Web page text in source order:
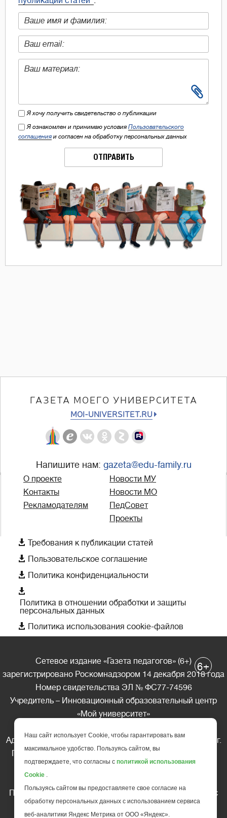
Я хочу получить свидетельство о публикации
Я ознакомлен и принимаю условия Пользовательского
соглашения и согласен на обработку персональных данных
ОТПРАВИТЬ
ГАЗЕТА МОЕГО УНИВЕРСИТЕТА
MOI-UNIVERSITET.RU
Напишите нам: gazeta@edu-family.ru
О проекте
Контакты
Рекламодателям
Новости МУ
Новости МО
ПедСовет
Проекты
 Требования к публикации статей
 Пользовательское соглашение
 Политика конфиденциальности

Политика в отношении обработки и защиты
персональных данных
 Политика использования cookie-файлов
Сетевое издание «Газета педагогов» (6+)
зарегистрировано Роскомнадзором 14 декабря 2018 года
Номер свидетельства ЭЛ № ФС77-74596
Учредитель – Инновационный образовательный центр
«Мой университет»
Адрес редакции: 185035 Россия, Республика Карелия, г.
Петрозаводск, ул. Фридриха Энгельса д.10, офис 211
Телефон редакции: +7 (499) 685-10-45
Перепечатка материалов газеты допускается только c
письменного разрешения редакции
6+
Наш сайт использует Cookie, чтобы гарантировать вам
максимальное удобство. Пользуясь сайтом, вы
подтверждаете, что согласны с политикой использования
Cookie .
Пользуясь сайтом вы предоставляете свое согласие на
обработку персональных данных с использованием сервиса
веб-аналитики Яндекс Метрика от ООО «Яндекс».